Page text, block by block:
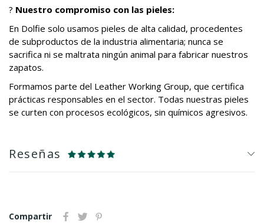
? Nuestro compromiso con las pieles:
En Dolfie solo usamos pieles de alta calidad, procedentes
de subproductos de la industria alimentaria; nunca se
sacrifica ni se maltrata ningún animal para fabricar nuestros
zapatos.
Formamos parte del Leather Working Group, que certifica
prácticas responsables en el sector. Todas nuestras pieles
se curten con procesos ecológicos, sin químicos agresivos.
Reseñas
Compartir